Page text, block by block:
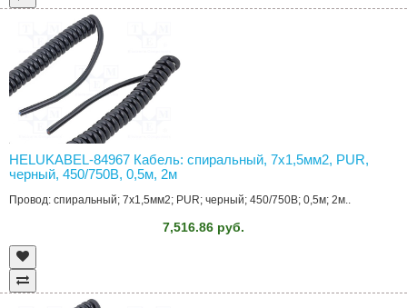
HELUKABEL-84967 Кабель: спиральный, 7x1,5мм2, PUR,
черный, 450/750В, 0,5м, 2м
Провод: спиральный; 7x1,5мм2; PUR; черный; 450/750В; 0,5м; 2м..
7,516.86 руб.